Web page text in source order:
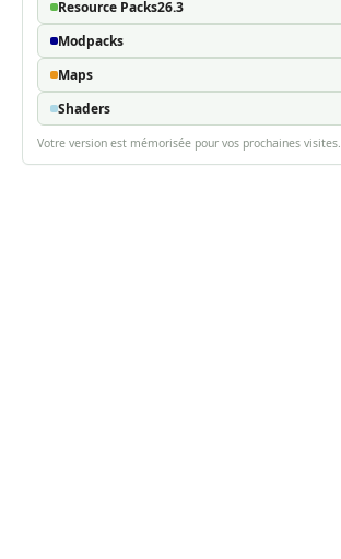
Resource Packs26.3
Modpacks
Maps
Shaders
Votre version est mémorisée pour vos prochaines visites.